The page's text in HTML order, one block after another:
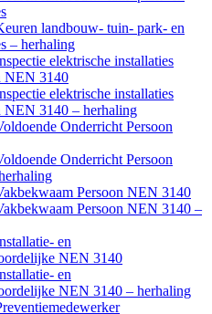
landbouw- tuin- park- en
– herhaling
elektrische installaties
NEN 3140
elektrische installaties
NEN 3140 – herhaling
Onderricht Persoon
Onderricht Persoon
Persoon NEN 3140
Persoon NEN 3140 –
en
NEN 3140
en
NEN 3140 – herhaling